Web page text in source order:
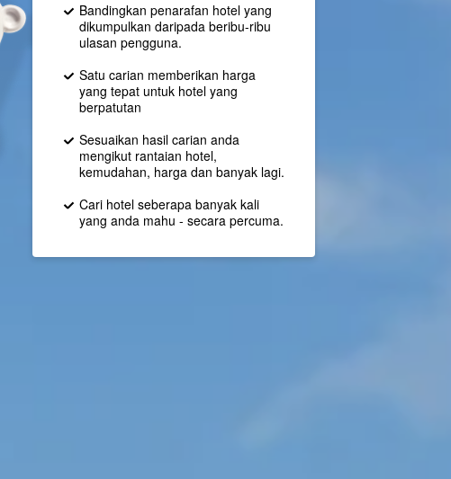
Bandingkan penarafan hotel yang
dikumpulkan daripada beribu-ribu
ulasan pengguna.
Satu carian memberikan harga
yang tepat untuk hotel yang
berpatutan
Sesuaikan hasil carian anda
mengikut rantaian hotel,
kemudahan, harga dan banyak lagi.
Cari hotel seberapa banyak kali
yang anda mahu - secara percuma.